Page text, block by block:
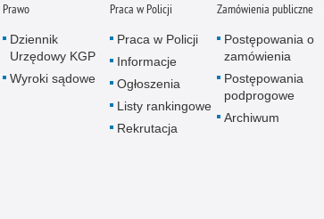
Prawo
Dziennik
Urzędowy KGP
Wyroki sądowe
Praca w Policji
Praca w Policji
Informacje
Ogłoszenia
Listy rankingowe
Rekrutacja
Zamówienia publiczne
Postępowania o
zamówienia
Postępowania
podprogowe
Archiwum